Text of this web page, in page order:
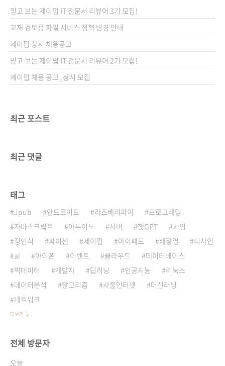
믿고 보는 제이펍 IT 전문서 리뷰어 3기 모집!
교재 검토용 파일 서비스 정책 변경 안내
제이펍 상시 채용공고
믿고 보는 제이펍 IT 전문서 리뷰어 2기 모집!
제이펍 채용 공고_상시 모집
최근 포스트
최근 댓글
태그
Jpub 안드로이드 라즈베리파이
프로그래밍
자바스크립트
아두이노 서버 챗GPT
서평
정인식
파이썬 제이펍 아이패드 배장열
디자인
ai
아이폰 이벤트 클라우드
데이터베이스
빅데이터
개발자 딥러닝 인공지능
리눅스
데이터분석
알고리즘 사물인터넷
머신러닝
네트워크
더보기
전체 방문자
오늘